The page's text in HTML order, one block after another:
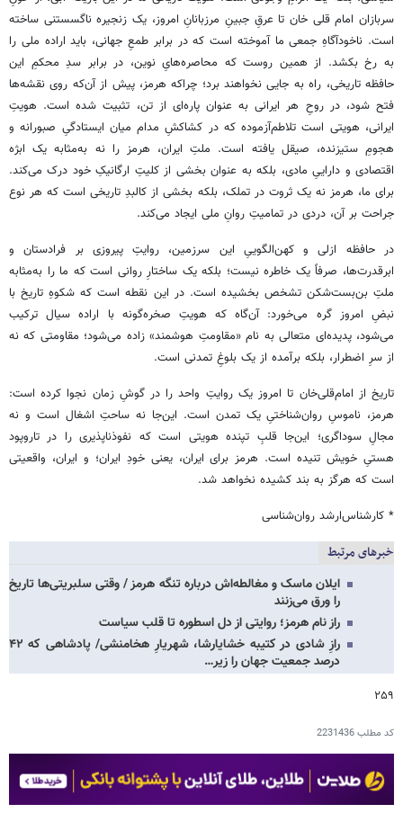
سربازان امام قلی خان تا عرقِ جبینِ مرزبانانِ امروز، یک زنجیره ناگسستنی ساخته
است. ناخودآگاهِ جمعی ما آموخته است که در برابر طمعِ جهانی، باید اراده ملی را
به رخ بکشد. از همین روست که محاصره‌هایِ نوین، در برابر سدِ محکمِ این
حافظه تاریخی، راه به جایی نخواهند برد؛ چراکه هرمز، پیش از آن‌که روی نقشه‌ها
فتح شود، در روحِ هر ایرانی به‌ عنوان پاره‌ای از تن، تثبیت شده است. هویتِ
ایرانی، هویتی است تلاطم‌آزموده که در کشاکشِ مدام میان ایستادگیِ صبورانه و
هجومِ ستیزنده، صیقل یافته است. ملتِ ایران، هرمز را نه به‌مثابه یک ابژه
اقتصادی و داراییِ مادی، بلکه به‌ عنوان بخشی از کلیتِ ارگانیکِ خود درک می‌کند.
برای ما، هرمز نه یک ثروت در تملک، بلکه بخشی از کالبدِ تاریخی است که هر نوع
جراحت بر آن، دردی در تمامیتِ روانِ ملی ایجاد می‌کند.
در حافظه ازلی و کهن‌الگوییِ این سرزمین، روایتِ پیروزی بر فرادستان و
ابرقدرت‌ها، صرفاً یک خاطره نیست؛ بلکه یک ساختارِ روانی است که ما را به‌مثابه
ملتِ بن‌بست‌شکن تشخص بخشیده است. در این نقطه است که شکوهِ تاریخ با
نبضِ امروز گره می‌خورد: آن‌گاه که هویتِ صخره‌گونه با اراده سیال ترکیب
می‌شود، پدیده‌ای متعالی به نام «مقاومتِ هوشمند» زاده می‌شود؛ مقاومتی که نه
از سرِ اضطرار، بلکه برآمده از یک بلوغِ تمدنی است.
تاریخ از امام‌قلی‌خان تا امروز یک روایتِ واحد را در گوشِ زمان نجوا کرده است:
هرمز، ناموسِ روان‌شناختیِ یک تمدن است. این‌جا نه ساحتِ اشغال است و نه
مجالِ سوداگری؛ این‌جا قلبِ تپنده هویتی است که نفوذناپذیری را در تاروپود
هستیِ خویش تنیده است. هرمز برای ایران، یعنی خودِ ایران؛ و ایران، واقعیتی
است که هرگز به بند کشیده نخواهد شد.
* کارشناس‌ارشد روان‌شناسی
خبرهای مرتبط
ایلان ماسک و مغالطه‌اش درباره تنگه هرمز / وقتی سلبریتی‌ها تاریخ
را ورق می‌زنند
راز نام هرمز؛ روایتی از دل اسطوره تا قلب سیاست
رازِ شادی در کتیبه خشایارشا، شهریارِ هخامنشی/ پادشاهی که ۴۲
درصد جمعیت جهان را زیر…
۲۵۹
کد مطلب2231436